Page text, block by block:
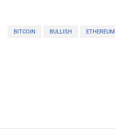
BITCOIN BULLISH ETHEREUM